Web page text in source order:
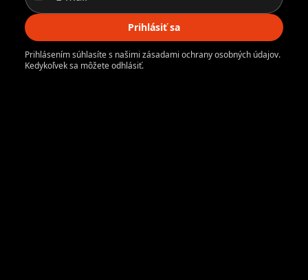
Prihlásiť sa
Prihlásením súhlasíte s našimi zásadami ochrany osobných údajov.
Kedykoľvek sa môžete odhlásiť.